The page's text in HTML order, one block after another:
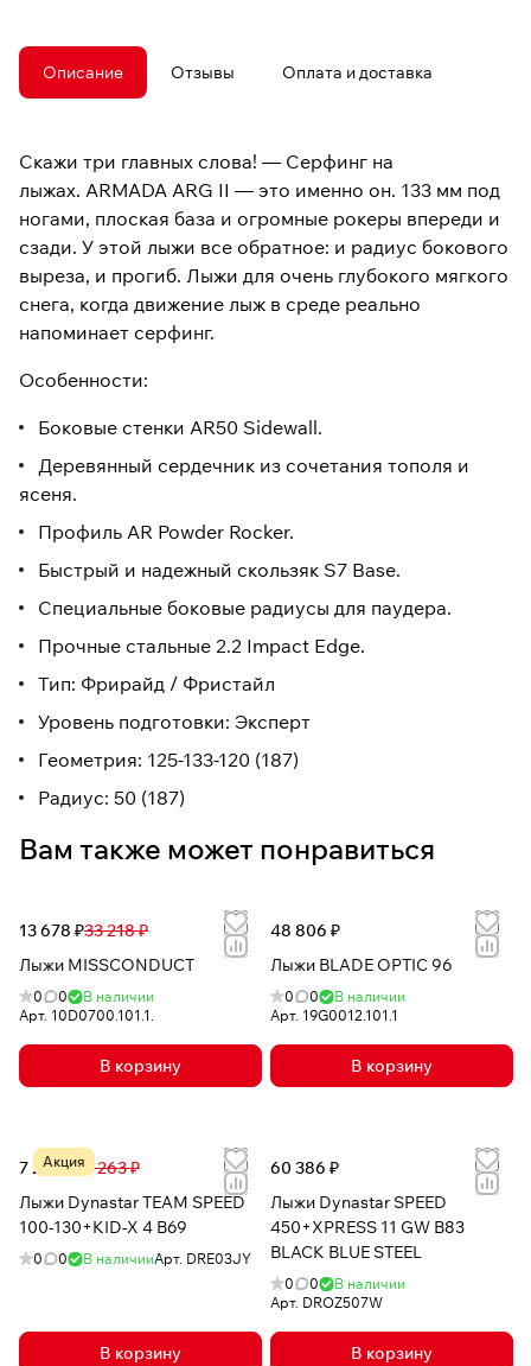
Описание Отзывы Оплата и доставка
Скажи три главных слова! — Серфинг на
лыжах. ARMADA ARG II — это именно он. 133 мм под
ногами, плоская база и огромные рокеры впереди и
сзади. У этой лыжи все обратное: и радиус бокового
выреза, и прогиб. Лыжи для очень глубокого мягкого
снега, когда движение лыж в среде реально
напоминает серфинг.
Особенности:
Боковые стенки AR50 Sidewall.
Деревянный сердечник из сочетания тополя и
ясеня.
Профиль AR Powder Rocker.
Быстрый и надежный скользяк S7 Base.
Специальные боковые радиусы для паудера.
Прочные стальные 2.2 Impact Edge.
Тип: Фрирайд / Фристайл
Уровень подготовки: Эксперт
Геометрия: 125-133-120 (187)
Радиус: 50 (187)
Вам также может понравиться
13 678 ₽33 218 ₽
Лыжи MISSCONDUCT
0 0
В наличии
Арт. 10D0700.101.1.
В корзину
48 806 ₽
Лыжи BLADE OPTIC 96
0 0
В наличии
Арт. 19G0012.101.1
В корзину
Акция
7 288 ₽13 263 ₽
Лыжи Dynastar TEAM SPEED
100-130+KID-X 4 B69
0 0 В наличииАрт. DRE03JY
В корзину
60 386 ₽
Лыжи Dynastar SPEED
450+XPRESS 11 GW B83
BLACK BLUE STEEL
0 0
В наличии
Арт. DROZ507W
В корзину